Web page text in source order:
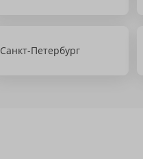
Санкт-Петербург